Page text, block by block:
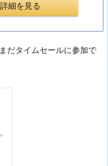
細を見る
だタイムセールに参加で